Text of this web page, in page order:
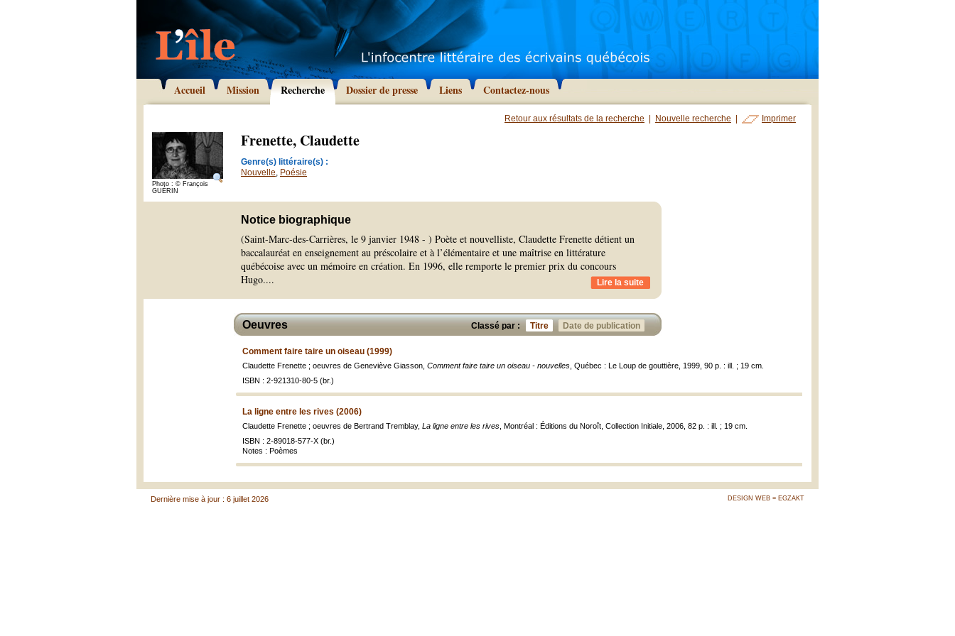
Accueil Mission Recherche Dossier de presse Liens Contactez-nous
Retour aux résultats de la recherche Nouvelle recherche Imprimer
Photo : © François
GUÉRIN
Frenette, Claudette
Genre(s) littéraire(s) :
Nouvelle, Poésie
Notice biographique
(Saint-Marc-des-Carrières, le 9 janvier 1948 - ) Poète et nouvelliste, Claudette Frenette détient un
baccalauréat en enseignement au préscolaire et à l’élémentaire et une maîtrise en littérature
québécoise avec un mémoire en création. En 1996, elle remporte le premier prix du concours
Hugo.... Lire la suite
Classé par : Titre Date de publication
Oeuvres
Comment faire taire un oiseau (1999)
Claudette Frenette ; oeuvres de Geneviève Giasson, Comment faire taire un oiseau - nouvelles , Québec : Le Loup de gouttière, 1999, 90 p. : ill. ; 19 cm.
ISBN : 2-921310-80-5 (br.)
La ligne entre les rives (2006)
Claudette Frenette ; oeuvres de Bertrand Tremblay, La ligne entre les rives , Montréal : Éditions du Noroît, Collection Initiale, 2006, 82 p. : ill. ; 19 cm.
ISBN : 2-89018-577-X (br.)
Notes : Poèmes
DESIGN WEB = EGZAKT
Dernière mise à jour : 6 juillet 2026